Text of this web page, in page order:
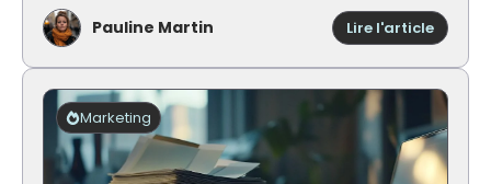
Pauline Martin Lire l'article:
Quelle
est
la
fortune
d’Alain
Delon
?
Marketing